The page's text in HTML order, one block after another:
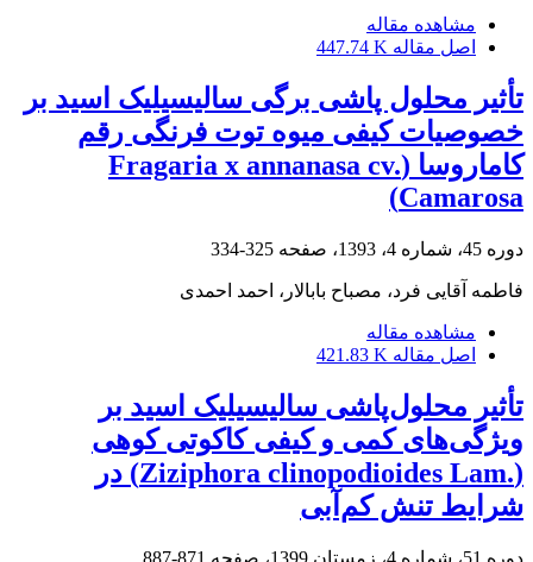
مشاهده مقاله
اصل مقاله 447.74 K
تأثیر محلول پاشی برگی سالیسیلیک اسید بر
خصوصیات کیفی میوه توت فرنگی رقم
کاماروسا (Fragaria x annanasa cv.
Camarosa)
دوره 45، شماره 4، 1393، صفحه 325-334
فاطمه آقایی فرد، مصباح بابالار، احمد احمدی
مشاهده مقاله
اصل مقاله 421.83 K
تأثیر محلول‌پاشی سالیسیلیک اسید بر
ویژگی‌های کمی و کیفی کاکوتی کوهی
‏‏(‏Ziziphora clinopodioides Lam.‎‏) در
شرایط تنش کم‌آبی
دوره 51، شماره 4، زمستان 1399، صفحه 871-887